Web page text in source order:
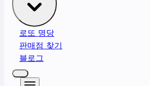
로또 명당
판매점 찾기
블로그